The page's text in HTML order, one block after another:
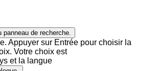
de recherche.
Appuyer sur Entrée pour choisir la
Votre choix est
et la langue